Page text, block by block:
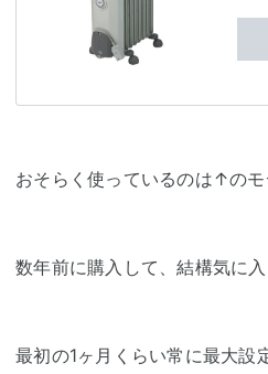
おそらく使っているのは↑のモ
数年前に購入して、結構気に入
最初の1ヶ月くらい常に最大設